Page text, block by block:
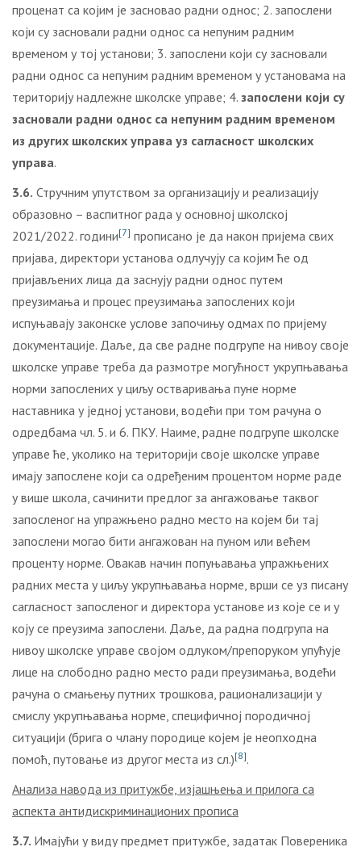
проценат са којим је засновао радни однос; 2. запослени
који су засновали радни однос са непуним радним
временом у тој установи; 3. запослени који су засновали
радни однос са непуним радним временом у установама на
територију надлежне школске управе; 4. запослени који су
засновали радни однос са непуним радним временом
из других школских управа уз сагласност школских
управа.
3.6. Стручним упутством за организацију и реализацију
образовно – васпитног рада у основној школској
2021/2022. години[7] прописано је да након пријема свих
пријава, директори установа одлучују са којим ће од
пријављених лица да заснују радни однос путем
преузимања и процес преузимања запослених који
испуњавају законске услове започињу одмах по пријему
документације. Даље, да све радне подгрупе на нивоу своје
школске управе треба да размотре могућност укрупњавања
норми запослених у циљу остваривања пуне норме
наставника у једној установи, водећи при том рачуна о
одредбама чл. 5. и 6. ПКУ. Наиме, радне подгрупе школске
управе ће, уколико на територији своје школске управе
имају запослене који са одређеним процентом норме раде
у више школа, сачинити предлог за ангажовање таквог
запосленог на упражњено радно место на којем би тај
запослени могао бити ангажован на пуном или већем
проценту норме. Овакав начин попуњавања упражњених
радних места у циљу укрупњавања норме, врши се уз писану
сагласност запосленог и директора установе из које се и у
коју се преузима запослени. Даље, да радна подгрупа на
нивоу школске управе својом одлуком/препоруком упућује
лице на слободно радно место ради преузимања, водећи
рачуна о смањењу путних трошкова, рационализацији у
смислу укрупњавања норме, специфичној породичној
ситуацији (брига о члану породице којем је неопходна
помоћ, путовање из другог места из сл.)[8].
Анализа навода из притужбе, изјашњења и прилога са
аспекта антидискриминационих прописа
3.7. Имајући у виду предмет притужбе, задатак Повереника